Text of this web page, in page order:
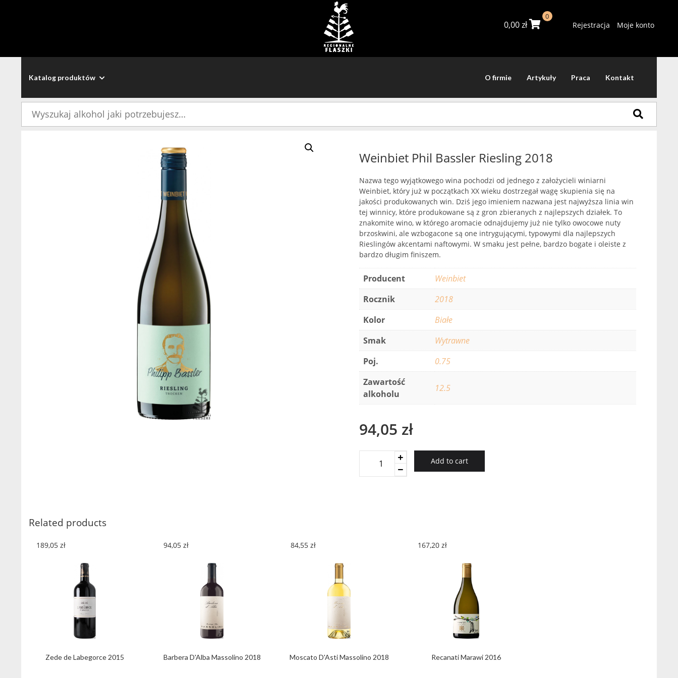
0,00zł
0
Rejestracja Moje konto
Katalog produktów O firmie Artykuły Praca Kontakt
Weinbiet Phil Bassler Riesling 2018
Nazwa tego wyjątkowego wina pochodzi od jednego z założycieli winiarni
Weinbiet, który już w początkach XX wieku dostrzegał wagę skupienia się na
jakości produkowanych win. Dziś jego imieniem nazwana jest najwyższa linia win
tej winnicy, które produkowane są z gron zbieranych z najlepszych działek. To
znakomite wino, w którego aromacie odnajdujemy już nie tylko owocowe nuty
brzoskwini, ale wzbogacone są one intrygującymi, typowymi dla najlepszych
Rieslingów akcentami naftowymi. W smaku jest pełne, bardzo bogate i oleiste z
bardzo długim finiszem.
Producent
Weinbiet
Rocznik
2018
Kolor
Białe
Smak
Wytrawne
Poj.
0.75
Zawartość
alkoholu
12.5
94,05 zł
Add to cart
Related products
Zede de Labegorce 2015
189,05 zł
Barbera D'Alba Massolino 2018
94,05 zł
Moscato D'Asti Massolino 2018
84,55 zł
Recanati Marawi 2016
167,20 zł